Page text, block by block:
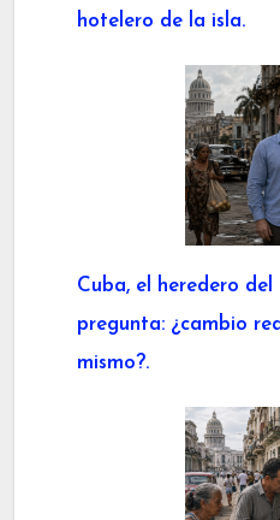
hotelero de la isla.
Cuba, el heredero
pregunta: ¿cambio
mismo?.